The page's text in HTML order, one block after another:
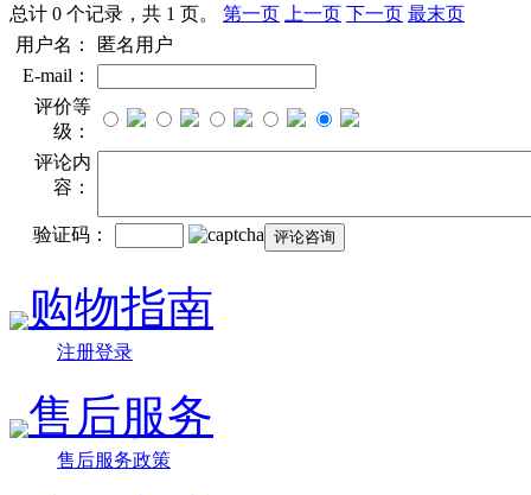
总计 0 个记录，共 1 页。 第一页 上一页 下一页 最末页
用户名：
匿名用户
E-mail：
评价等
级：
评论内
容：
验证码：
购物指南
注册登录
售后服务
售后服务政策